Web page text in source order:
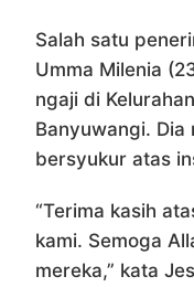
Salah satu
Umma Milenia
ngaji di
Banyuwangi. Dia
bersyukur atas
“Terima kasih
kami. Semoga
mereka,” kata